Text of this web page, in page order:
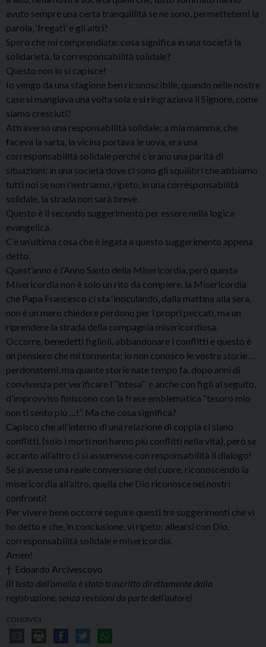
avuto sempre una certa tranquillità se ne sono, permettetemi la
parola, ‘fregati’ e gli altri?
Spero che mi comprendiate: cosa significa in una società la
solidarietà, la corresponsabilità solidale?
Questo non lo si capisce!
Io vengo da una stagione ben riconoscibile, quando nelle nostre
case si mangiava una volta sola e si ringraziava il Signore, come
siamo cresciuti?
Attraverso una responsabilità solidale; a mia mamma, che
faceva la sarta, la vicina portava le uova, era una
corresponsabilità solidale perché c’erano una parità di
situazioni; in una società dove ci sono gli squilibri che abbiamo
tutti noi se non rientriamo, ripeto, in una corresponsabilità
solidale, la strada non sarà breve.
Questo è il secondo suggerimento per essere nella logica
evangelica.
C’è un’ultima cosa che è legata a questo suggerimento appena
detto.
Quest’anno è l’Anno Santo della Misericordia, però questa
Misericordia non è solo un rito da compiere, la Misericordia
che Papa Francesco ci sta ‘inoculando, dalla mattina alla sera,
non è un mero chiedere perdono per i propri peccati, ma un
riprendere la strada della compagnia misericordiosa.
Occorre, benedetti figlioli, abbandonare i conflitti e questo è
un pensiero che mi tormenta; io non conosco le vostre storie …
perdonatemi, ma quante storie nate tempo fa, dopo anni di
convivenza per verificare l’”intesa” e anche con figli al seguito,
d’improvviso finiscono con la frase emblematica “tesoro mio
non ti sento più …!”. Ma che cosa significa?
Capisco che all’interno di una relazione di coppia ci siano
conflitti, (solo i morti non hanno più conflitti nella vita), però se
accanto all’altro ci si assumesse con responsabilità il dialogo!
Se si avesse una reale conversione del cuore, riconoscendo la
misericordia all’altro, quella che Dio riconosce nei nostri
confronti!
Per vivere bene occorre seguire questi tre suggerimenti che vi
ho detto e che, in conclusione, vi ripeto: allearsi con Dio,
corresponsabilità solidale e misericordia.
Amen!
† Edoardo Arcivescovo
(Il testo dell’omelia è stato trascritto direttamente dalla
registrazione, senza revisioni da parte dell’autore)
CONDIVIDI